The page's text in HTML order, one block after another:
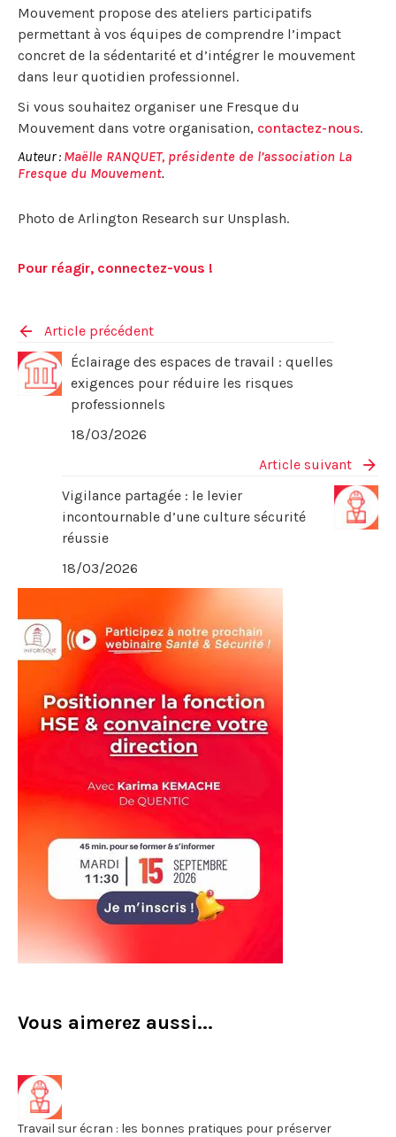
Mouvement propose des ateliers participatifs
permettant à vos équipes de comprendre l’impact
concret de la sédentarité et d’intégrer le mouvement
dans leur quotidien professionnel.
Si vous souhaitez organiser une Fresque du
Mouvement dans votre organisation, contactez-nous.
Auteur : Maëlle RANQUET, présidente de l’association La
Fresque du Mouvement.
Photo de Arlington Research sur Unsplash.
Pour réagir, connectez-vous !
Article précédent
Éclairage des espaces de travail : quelles
exigences pour réduire les risques
professionnels
18/03/2026
Article suivant
Vigilance partagée : le levier
incontournable d’une culture sécurité
réussie
18/03/2026
Vous aimerez aussi...
Travail sur écran : les bonnes pratiques pour préserver